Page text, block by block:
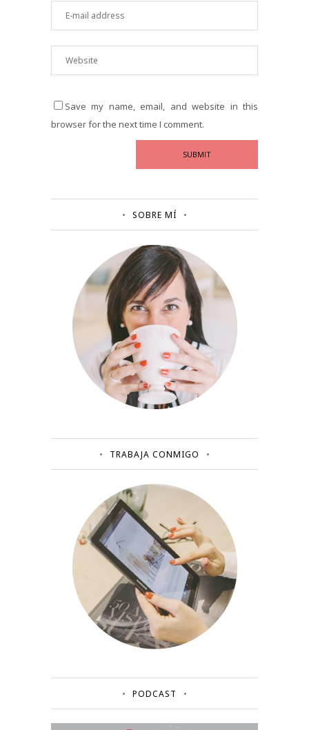
Save my name, email, and website in this
browser for the next time I comment.
SOBRE MÍ
TRABAJA CONMIGO
PODCAST